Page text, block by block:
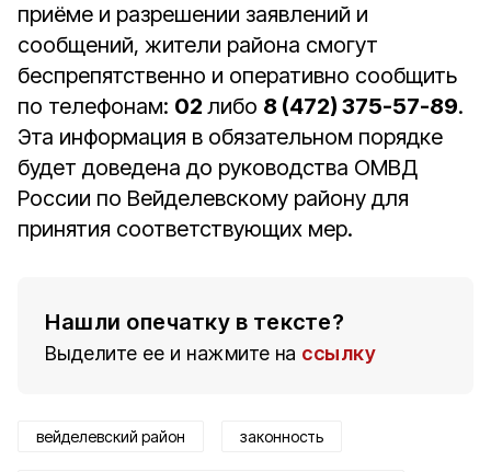
приёме и разрешении заявлений и
сообщений, жители района смогут
беспрепятственно и оперативно сообщить
по телефонам: 02 либо 8 (472) 375-57-89.
Эта информация в обязательном порядке
будет доведена до руководства ОМВД
России по Вейделевскому району для
принятия соответствующих мер.
Нашли опечатку в тексте?
Выделите ее и нажмите на ссылку
вейделевский район законность